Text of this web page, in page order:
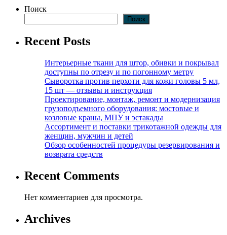
Поиск
Поиск
Recent Posts
Интерьерные ткани для штор, обивки и покрывал
доступны по отрезу и по погонному метру
Сыворотка против перхоти для кожи головы 5 мл,
15 шт — отзывы и инструкция
Проектирование, монтаж, ремонт и модернизация
грузоподъемного оборудования: мостовые и
козловые краны, МПУ и эстакады
Ассортимент и поставки трикотажной одежды для
женщин, мужчин и детей
Обзор особенностей процедуры резервирования и
возврата средств
Recent Comments
Нет комментариев для просмотра.
Archives